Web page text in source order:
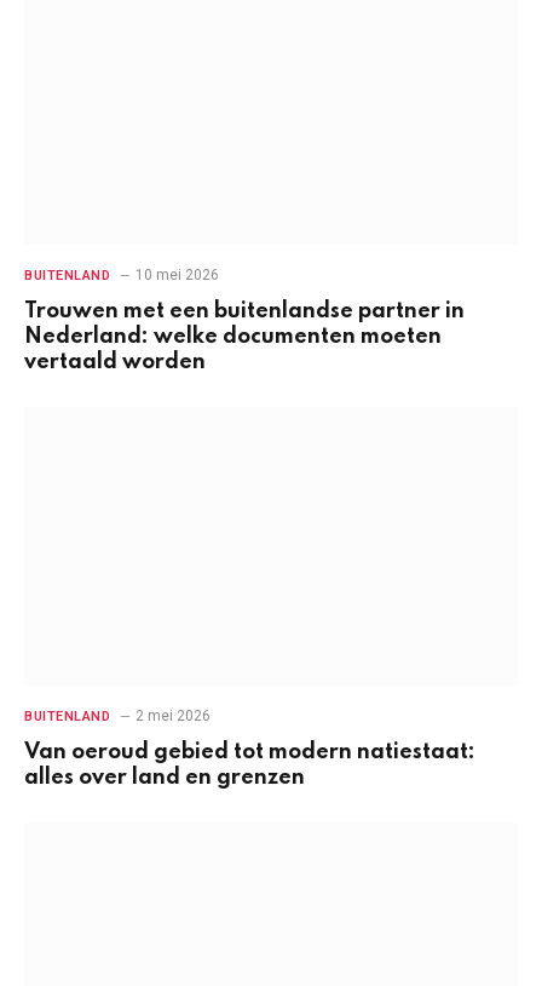
BUITENLAND 10 mei 2026
Trouwen met een buitenlandse partner in
Nederland: welke documenten moeten
vertaald worden
BUITENLAND 2 mei 2026
Van oeroud gebied tot modern natiestaat:
alles over land en grenzen